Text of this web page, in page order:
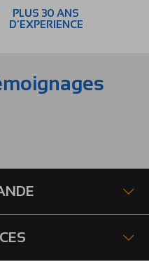
PLUS 30 ANS
D’EXPERIENCE